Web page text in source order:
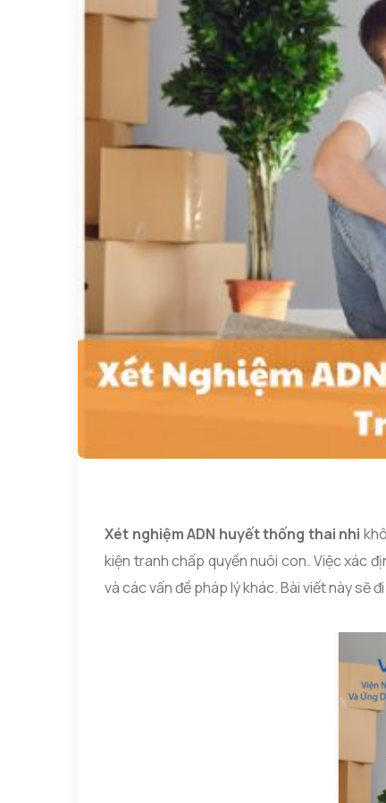
Xét nghiệm ADN huyết thống thai nhi
kiện tranh chấp quyền nuôi con. Việc xác
và các vấn đề pháp lý khác. Bài viết này sẽ